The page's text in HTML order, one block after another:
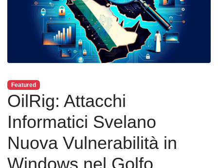
Featured
OilRig: Attacchi
Informatici Svelano
Nuova Vulnerabilità in
Windows nel Golfo